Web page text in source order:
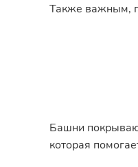
Также важным,
Башни
которая